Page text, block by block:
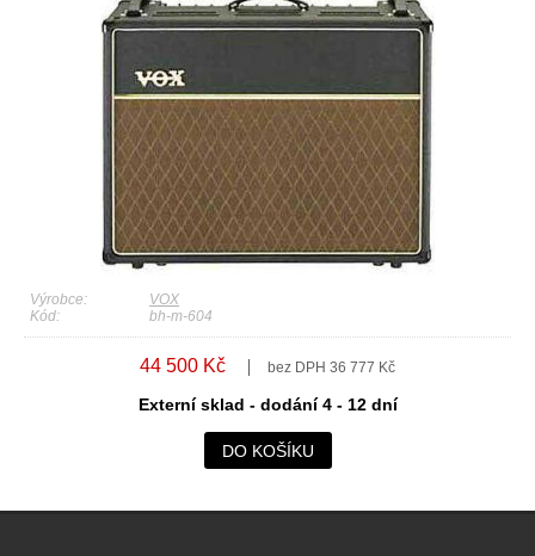
Výrobce:
VOX
Kód:
bh-m-604
44 500 Kč bez DPH 36 777 Kč
Externí sklad - dodání 4 - 12 dní
DO KOŠÍKU